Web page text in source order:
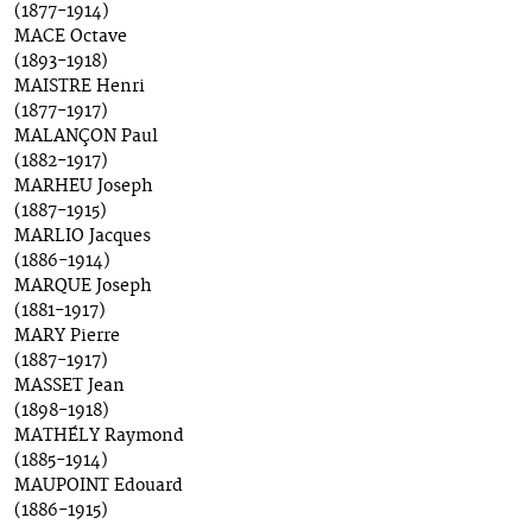
(1877-1914)
MACE Octave
(1893-1918)
MAISTRE Henri
(1877-1917)
MALANÇON Paul
(1882-1917)
MARHEU Joseph
(1887-1915)
MARLIO Jacques
(1886-1914)
MARQUE Joseph
(1881-1917)
MARY Pierre
(1887-1917)
MASSET Jean
(1898-1918)
MATHÉLY Raymond
(1885-1914)
MAUPOINT Edouard
(1886-1915)